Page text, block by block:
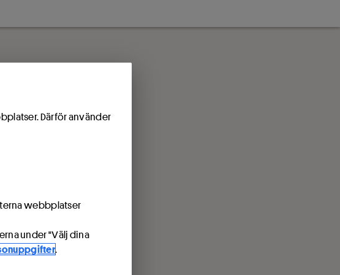
Därför använder
webbplatser
under "Välj dina
.